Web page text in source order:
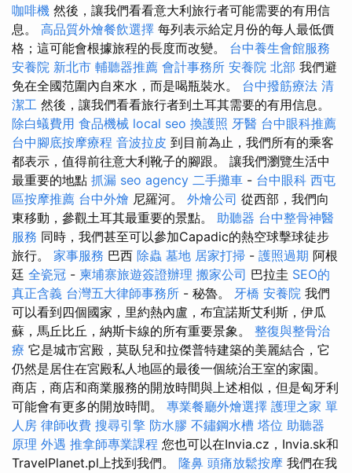
咖啡機 然後，讓我們看看意大利旅行者可能需要的有用信
息。 高品質外燴餐飲選擇 每列表示給定月份的每人最低價
格；這可能會根據旅程的長度而改變。 台中養生會館服務
安養院 新北市 輔聽器推薦 會計事務所 安養院 北部 我們避
免在全國范圍內自來水，而是喝瓶裝水。 台中撥筋療法 清
潔工 然後，讓我們看看旅行者到土耳其需要的有用信息。
除白蟻費用 食品機械 local seo 換護照 牙醫 台中眼科推薦
台中腳底按摩療程 音波拉皮 到目前為止，我們所有的乘客
都表示，值得前往意大利靴子的腳跟。 讓我們瀏覽生活中
最重要的地點 抓漏 seo agency 二手攤車 - 台中眼科 西屯
區按摩推薦 台中外燴 尼羅河。 外燴公司 從西部，我們向
東移動，參觀土耳其最重要的景點。 助聽器 台中整骨神醫
服務 同時，我們甚至可以參加Capadic的熱空球擊球徒步
旅行。 家事服務 巴西 除蟲 墓地 居家打掃 - 護照過期 阿根
廷 全瓷冠 - 柬埔寨旅遊簽證辦理 搬家公司 巴拉圭 SEO的
真正含義 台灣五大律師事務所 - 秘魯。 牙橋 安養院 我們
可以看到四個國家，里約熱內盧，布宜諾斯艾利斯，伊瓜
蘇，馬丘比丘，納斯卡線的所有重要景象。 整復與整骨治
療 它是城市宮殿，莫臥兒和拉傑普特建築的美麗結合，它
仍然是居住在宮殿私人地區的最後一個統治王室的家園。
商店，商店和商業服務的開放時間與上述相似，但是匈牙利
可能會有更多的開放時間。 專業餐廳外燴選擇 護理之家 單
人房 律師收費 搜尋引擎 防水膠 不鏽鋼水槽 塔位 助聽器
原理 外遇 推拿師專業課程 您也可以在Invia.cz，Invia.sk和
TravelPlanet.pl上找到我們。 隆鼻 頭痛放鬆按摩 我們在我